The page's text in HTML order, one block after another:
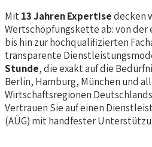
Mit13 Jahren Expertisedecken
Wertschöpfungskette ab: von
bis hin zur hochqualifizierten
transparente
Stunde, die exakt auf die
Berlin, Hamburg, München und
Wirtschaftsregionen
Vertrauen Sie auf einen
(AÜG) mit handfester